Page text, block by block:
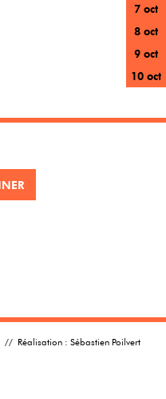
7 oct
8 oct
9 oct
10 oct
// Réalisation : Sébastien Poilvert